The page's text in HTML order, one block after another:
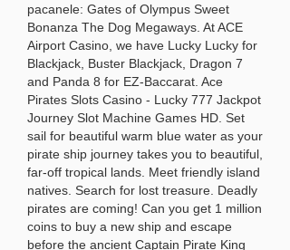
pacanele: Gates of Olympus Sweet
Bonanza The Dog Megaways. At ACE
Airport Casino, we have Lucky Lucky for
Blackjack, Buster Blackjack, Dragon 7
and Panda 8 for EZ-Baccarat. Ace
Pirates Slots Casino - Lucky 777 Jackpot
Journey Slot Machine Games HD. Set
sail for beautiful warm blue water as your
pirate ship journey takes you to beautiful,
far-off tropical lands. Meet friendly island
natives. Search for lost treasure. Deadly
pirates are coming! Can you get 1 million
coins to buy a new ship and escape
before the ancient Captain Pirate King